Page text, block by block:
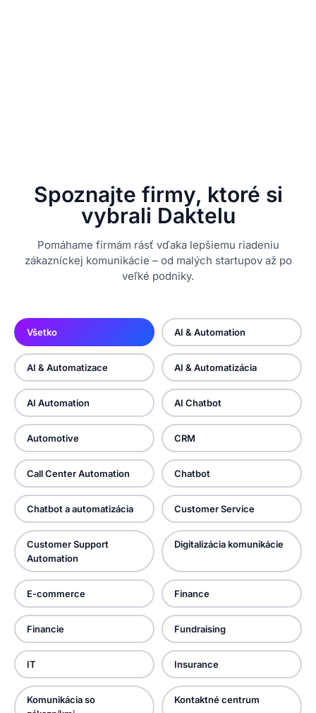
Spoznajte firmy, ktoré si
vybrali Daktelu
Pomáhame firmám rásť vďaka lepšiemu riadeniu
zákazníckej komunikácie – od malých startupov až po
veľké podniky.
Všetko AI & Automation
AI & Automatizace AI & Automatizácia
AI Automation AI Chatbot
Automotive CRM
Call Center Automation Chatbot
Chatbot a automatizácia Customer Service
Customer Support
Automation
Digitalizácia komunikácie
E-commerce Finance
Financie Fundraising
IT Insurance
Komunikácia so
Kontaktné centrum